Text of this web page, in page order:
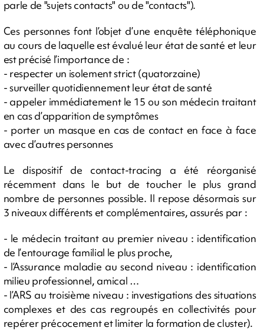
parle de "sujets contacts" ou de "contacts").
Ces personnes font l’objet d’une enquête téléphonique
au cours de laquelle est évalué leur état de santé et leur
est précisé l’importance de :
- respecter un isolement strict (quatorzaine)
- surveiller quotidiennement leur état de santé
- appeler immédiatement le 15 ou son médecin traitant
en cas d’apparition de symptômes
- porter un masque en cas de contact en face à face
avec d’autres personnes
Le dispositif de contact-tracing a été réorganisé
récemment dans le but de toucher le plus grand
nombre de personnes possible. Il repose désormais sur
3 niveaux différents et complémentaires, assurés par :
- le médecin traitant au premier niveau : identification
de l’entourage familial le plus proche,
- l’Assurance maladie au second niveau : identification
milieu professionnel, amical …
- l’ARS au troisième niveau : investigations des situations
complexes et des cas regroupés en collectivités pour
repérer précocement et limiter la formation de cluster).